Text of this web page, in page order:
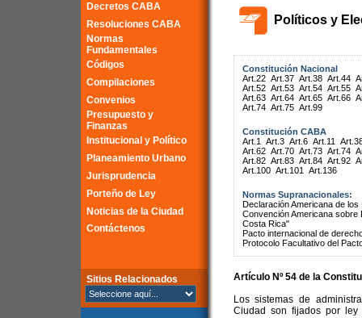
Decretos CABA
Resoluciones CABA
Normas
Fundamentales
Códigos
Compilaciones
Convenios
Presupuesto y
Finanzas
Institucional y Político
Planeamiento Urbano
Jurisprudencia
Porteño de Ley
Noticias de la Ciudad
Contáctenos
Sitios Relacionados
Políticos y
Constitución Nacional
Art.22 Art.37 Art.38 Art.44
Art.52 Art.53 Art.54 Art.55
Art.63 Art.64 Art.65 Art.66
Art.74 Art.75 Art.99
Constitución CABA
Art.1
Art.3 Art.6 Art.11
Art.62 Art.70 Art.73 Art.74
Art.82 Art.83 Art.84 Art.92
Art.100 Art.101 Art.136
Normas Supranacionales:
Declaración Americana de
Convención Americana
Costa Rica"
Pacto internacional de
Protocolo Facultativo del
Artículo Nº 54 de la
Los sistemas de
Ciudad son fijados por